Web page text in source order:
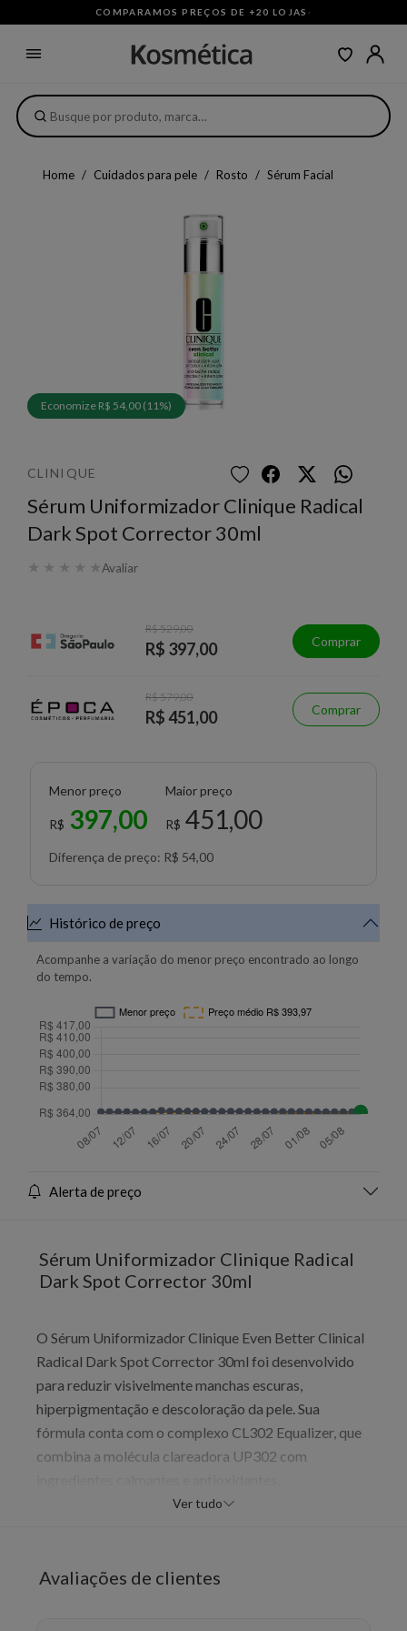
COMPARAMOS PREÇOS DE +20 LOJAS ·
Home Cuidados para pele Rosto Sérum Facial
Economize R$ 54,00 (11%)
CLINIQUE
Sérum Uniformizador Clinique Radical
Dark Spot Corrector 30ml
★ ★ ★ ★ ★Avaliar
R$ 529,00
R$ 397,00 Comprar
R$ 579,00
R$ 451,00 Comprar
Menor preço
R$ 397,00
Maior preço
R$ 451,00
Diferença de preço: R$ 54,00
Histórico de preço
Acompanhe a variação do menor preço encontrado ao longo
do tempo.
Alerta de preço
Sérum Uniformizador Clinique Radical
Dark Spot Corrector 30ml
O Sérum Uniformizador Clinique Even Better Clinical
Radical Dark Spot Corrector 30ml foi desenvolvido
para reduzir visivelmente manchas escuras,
hiperpigmentação e descoloração da pele. Sua
fórmula conta com o complexo CL302 Equalizer, que
combina a molécula clareadora UP302 com
interrompendo o ciclo de formação de manchas e
suave e renovação celular. Leve e de rápida absorção,
Ver tudo
Avaliações de clientes